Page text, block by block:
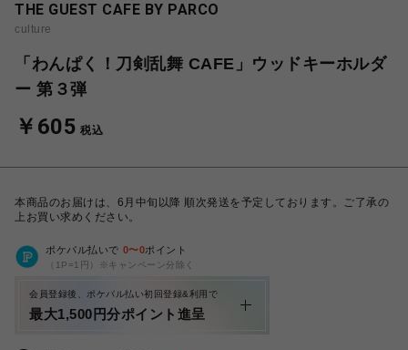
THE GUEST CAFE BY PARCO
culture
「わんぱく！刀剣乱舞 CAFE」ウッドキーホルダ
ー 第３弾
￥605 税込
本商品のお届けは、6月中旬以降 順次発送を予定しております。ご了承の
上お買い求めください。
ポケパル払いで 0〜0ポイント
（1P=1円）※キャンペーン分除く
会員登録後、ポケパル払い初回登録&利用で
最大1,500円分ポイント進呈